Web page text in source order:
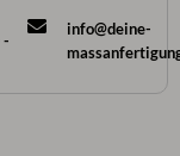
-
info@deine-